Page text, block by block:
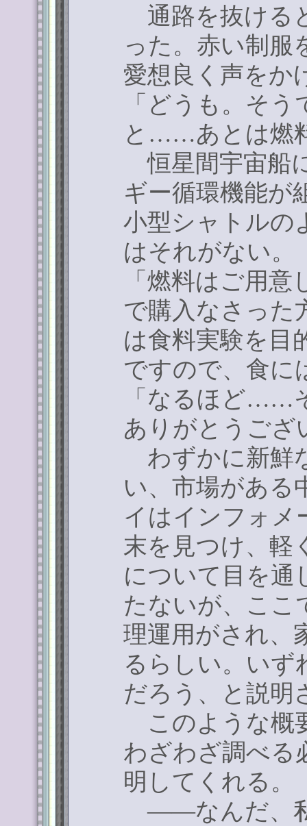
通路を抜ける
った。赤い制服
愛想良く声をか
「どうも。そ
と ……あとは燃
恒星間宇宙船
ギー循環機能が
小型シャトルの
はそれがない。
「燃料はご用
で購入なさった
は食料実験を目
ですので、食に
「なるほど……
ありがとうござ
わずかに新鮮
い、市場がある
イはインフォメ
末を見つけ、軽
について目を通
たないが、ここ
理運用がされ、
るらしい。いず
だろう、と説明
このような概
わざわざ調べる
明してくれる。
――なんだ、